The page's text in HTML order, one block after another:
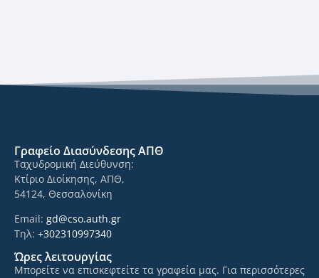
Γραφείο Διασύνδεσης ΑΠΘ
Ταχυδρομική Διεύθυνση:
Κτίριο Διοίκησης, ΑΠΘ,
54124, Θεσσαλονίκη
Email: gd@cso.auth.gr
Τηλ: +302310997340
Ώρες λειτουργίας
Μπορείτε να επισκεφτείτε τα γραφεία μας. Για περισσότερες